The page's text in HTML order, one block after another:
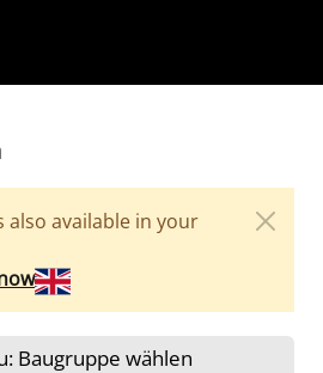
also available in your
Baugruppe wählen